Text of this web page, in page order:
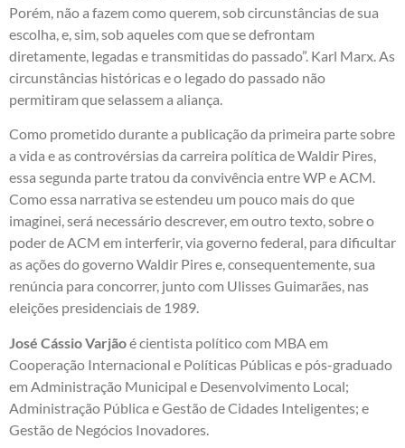
Porém, não a fazem como querem, sob circunstâncias de sua
escolha, e, sim, sob aqueles com que se defrontam
diretamente, legadas e transmitidas do passado”. Karl Marx. As
circunstâncias históricas e o legado do passado não
permitiram que selassem a aliança.
Como prometido durante a publicação da primeira parte sobre
a vida e as controvérsias da carreira política de Waldir Pires,
essa segunda parte tratou da convivência entre WP e ACM.
Como essa narrativa se estendeu um pouco mais do que
imaginei, será necessário descrever, em outro texto, sobre o
poder de ACM em interferir, via governo federal, para dificultar
as ações do governo Waldir Pires e, consequentemente, sua
renúncia para concorrer, junto com Ulisses Guimarães, nas
eleições presidenciais de 1989.
José Cássio Varjãoé cientista político com MBA em
Cooperação Internacional e Políticas Públicas e pós-graduado
em Administração Municipal e Desenvolvimento Local;
Administração Pública e Gestão de Cidades Inteligentes; e
Gestão de Negócios Inovadores.